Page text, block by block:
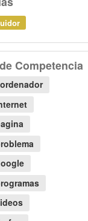
Competencia
ordenador